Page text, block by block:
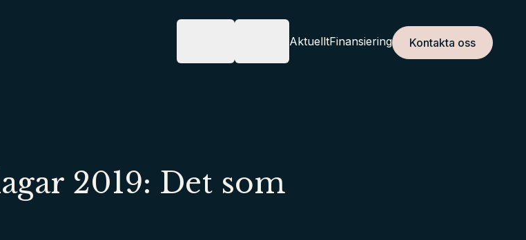
OM OSS
AktuelltFinansiering Kontakta oss
2019: Det som